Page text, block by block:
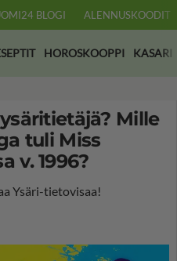
BLOGI ALENNUSKOODIT
HOROSKOOPPI KASARI
Mille
tuli Miss
v. 1996?
Ysäri-tietovisaa!